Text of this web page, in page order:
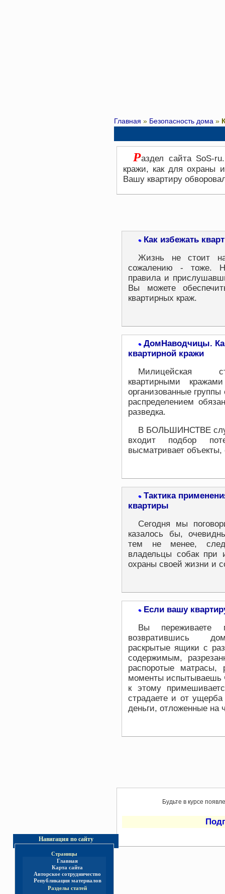
Главная » Безопасность дома »
Раздел сайта SoS-
кражи, как для охраны
Вашу квартиру
• Как избежать
Жизнь не стоит
сожалению - тоже.
правила и
Вы можете
квартирных краж.
• ДомНаводчицы.
квартирной кражи
Милицейская
квартирными
организованные
распределением
разведка.
В БОЛЬШИНСТВЕ
входит подбор
высматривает
• Тактика
квартиры
Сегодня мы
казалось бы,
тем не менее,
владельцы собак при
охраны своей жизни и
• Если вашу
Вы переживаете
возвратившись
раскрытые ящики с
содержимым,
распоротые
моменты испытываешь
к этому
страдаете и от
деньги, отложенные на
Будьте в курсе
Навигация по сайту
Страницы
Главная
Карта сайта
Авторское сотрудничество
Републикация материалов
Разделы статей